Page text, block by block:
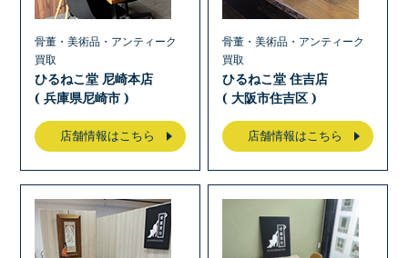
骨董・美術品・アンティーク
買取
ひるねこ堂 尼崎本店
( 兵庫県尼崎市 )
店舗情報はこちら
骨董・美術品・アンティーク
買取
ひるねこ堂 住吉店
( 大阪市住吉区 )
店舗情報はこちら